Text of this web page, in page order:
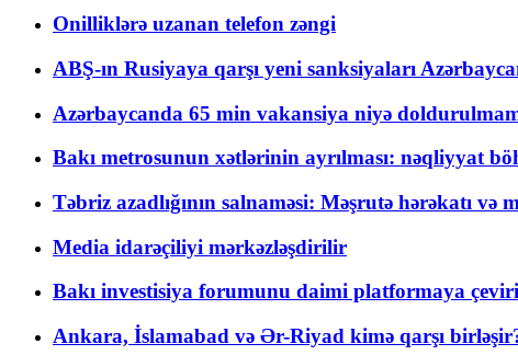
Onilliklərə uzanan telefon zəngi
ABŞ-ın Rusiyaya qarşı yeni sanksiyaları
Azərbaycanda 65 min vakansiya niyə
Bakı metrosunun xətlərinin ayrılması: nəqliyyat
Təbriz azadlığının salnaməsi: Məşrutə hərəkatı və
Media idarəçiliyi mərkəzləşdirilir
Bakı investisiya forumunu daimi platformaya
Ankara, İslamabad və Ər-Riyad kimə qarşı